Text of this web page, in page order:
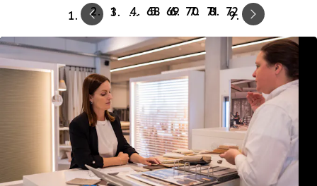
Prev 1 … 68 69 70 71 72 Next